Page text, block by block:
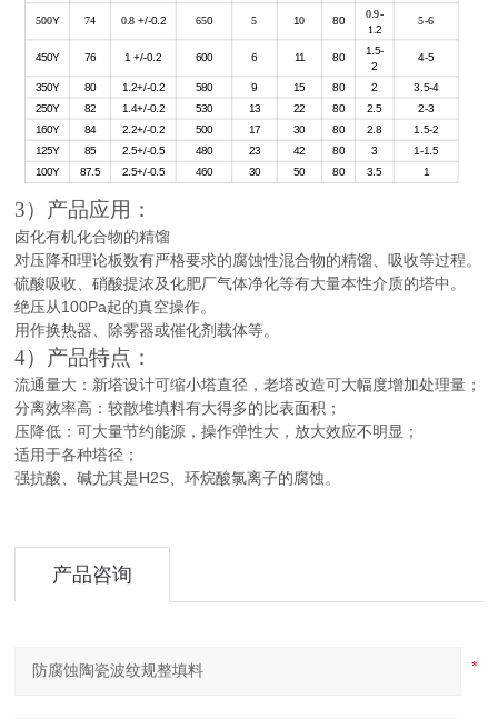
500Y 74 0.8 +/-0.2 650 5 10 80
0.9-
1.2
5-6
450Y 76 1 +/-0.2 600 6 11 80
1.5-
2
4-5
350Y 80 1.2+/-0.2 580 9 15 80 2
3.5-4
250Y
82 1.4+/-0.2 530 13 22 80 2.5
2-3
160Y
84 2.2+/-0.2 500 17 30 80 2.8
1.5-2
125Y
85 2.5+/-0.5 480 23 42 80 3
1-1.5
100Y
87.5 2.5+/-0.5 460 30 50 80 3.5 1
3）产品应用：
卤化有机化合物的精馏
对压降和理论板数有严格要求的腐蚀性混合物的精馏、吸收等过程。
硫酸吸收、硝酸提浓及化肥厂气体净化等有大量本性介质的塔中。
绝压从100Pa起的真空操作。
用作换热器、除雾器或催化剂载体等。
4）产品特点：
流通量大：新塔设计可缩小塔直径，老塔改造可大幅度增加处理量；
分离效率高：较散堆填料有大得多的比表面积；
压降低：可大量节约能源，操作弹性大，放大效应不明显；
适用于各种塔径；
强抗酸、碱尤其是H2S、环烷酸氯离子的腐蚀。
产品咨询